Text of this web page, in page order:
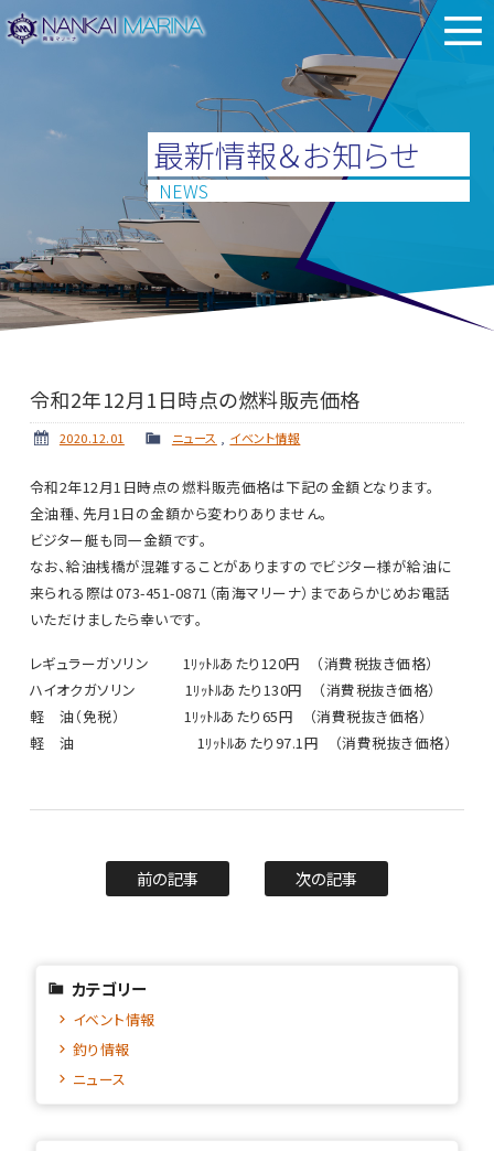
最新情報＆お知らせ
NEWS
令和2年12月1日時点の燃料販売価格
2020.12.01 ニュース イベント情報
令和2年12月1日時点の燃料販売価格は下記の金額となります。
全油種、先月1日の金額から変わりありません。
ビジター艇も同一金額です。
なお、給油桟橋が混雑することがありますのでビジター様が給油に
来られる際は073-451-0871（南海マリーナ）まであらかじめお電話
いただけましたら幸いです。
レギュラーガソリン 1ﾘｯﾄﾙあたり120円 （消費税抜き価格）
ハイオクガソリン 1ﾘｯﾄﾙあたり130円 （消費税抜き価格）
軽 油（免税） 1ﾘｯﾄﾙあたり65円 （消費税抜き価格）
軽 油 1ﾘｯﾄﾙあたり97.1円 （消費税抜き価格）
前の記事 次の記事
カテゴリー
イベント情報
釣り情報
ニュース